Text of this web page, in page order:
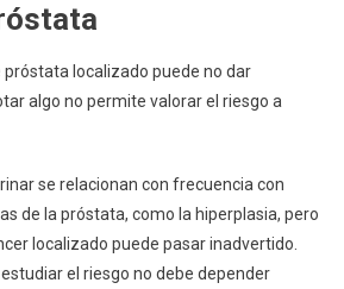
próstata localizado puede no dar
algo no permite valorar el riesgo a
se relacionan con frecuencia con
de la próstata, como la hiperplasia, pero
localizado puede pasar inadvertido.
el riesgo no debe depender